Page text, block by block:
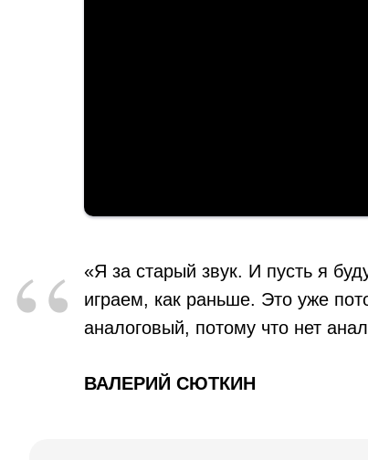
“
«Я за старый звук. И пусть я
играем, как раньше. Это уже
аналоговый, потому что нет
ВАЛЕРИЙ СЮТКИН